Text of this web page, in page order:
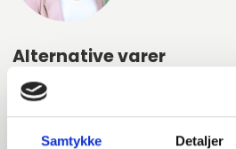
Samtykke Detaljer
Alternative varer
000605168